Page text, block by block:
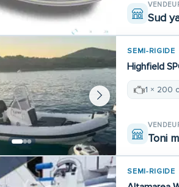
Sud
SEMI-RIGIDE
Highfield
1 × 200
Toni
SEMI-RIGIDE